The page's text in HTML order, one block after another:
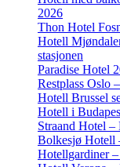
2026
Thon Hotel
Hotell
stasjonen
Paradise Hotel
Restplass Oslo
Hotell Brussel
Hotell i
Straand Hotel
Bolkesjø Hotell
Hotellgardiner